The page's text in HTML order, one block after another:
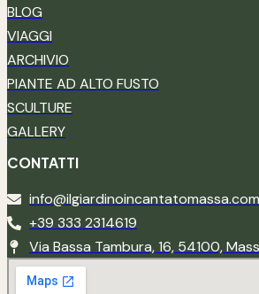
BLOG
VIAGGI
ARCHIVIO
PIANTE AD ALTO FUSTO
SCULTURE
GALLERY
CONTATTI
info@ilgiardinoincantatomassa.com
+39 333 2314619
Via Bassa Tambura, 16, 54100,